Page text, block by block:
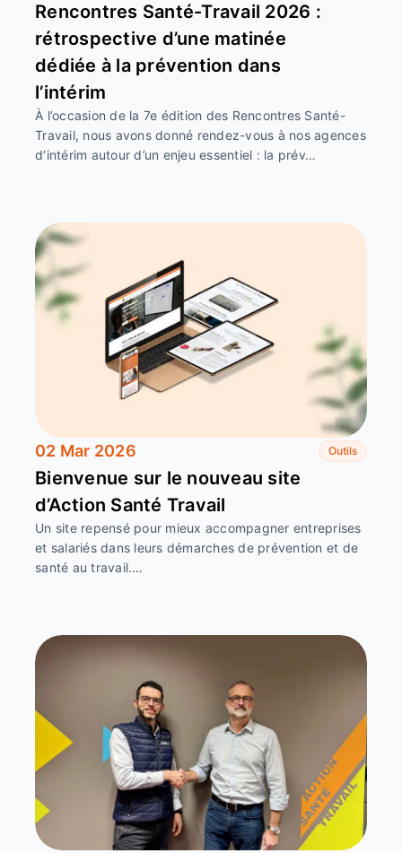
Rencontres Santé-Travail 2026 :
rétrospective d’une matinée
dédiée à la prévention dans
l’intérim
À l’occasion de la 7e édition des Rencontres Santé-
Travail, nous avons donné rendez-vous à nos agences
d’intérim autour d’un enjeu essentiel : la prév…
02 Mar 2026 Outils
Bienvenue sur le nouveau site
d’Action Santé Travail
Un site repensé pour mieux accompagner entreprises
et salariés dans leurs démarches de prévention et de
santé au travail.…